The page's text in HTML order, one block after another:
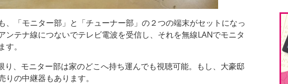
検
、「モニター部」と「チューナー部」の２つの端末がセットになっ
ンテナ線につないでテレビ電波を受信し、それを無線LANでモニタ
。
り、モニター部は家のどこへ持ち運んでも視聴可能。もし、大豪邸
の中継器もあります。